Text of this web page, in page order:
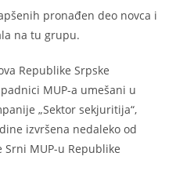
pronađen deo novca i
na tu grupu.
Republike Srpske
MUP-a umešani u
„Sektor sekjuritija“,
izvršena nedaleko od
MUP-u Republike